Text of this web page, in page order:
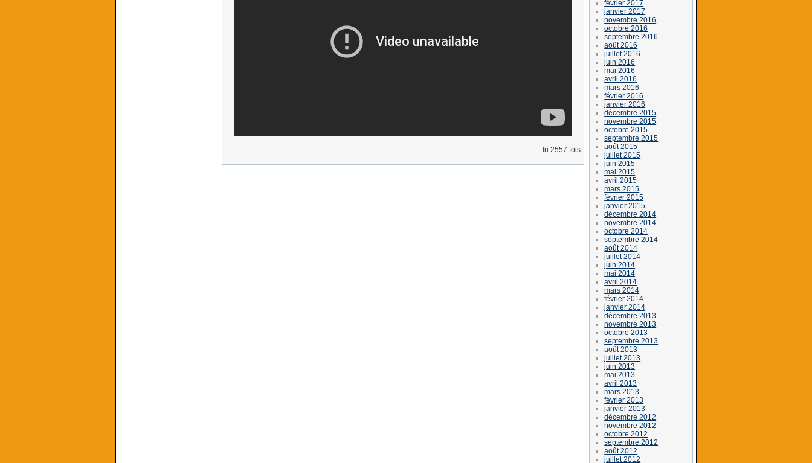
lu 2557 fois
février 2017
janvier 2017
novembre 2016
octobre 2016
septembre 2016
août 2016
juillet 2016
juin 2016
mai 2016
avril 2016
mars 2016
février 2016
janvier 2016
décembre 2015
novembre 2015
octobre 2015
septembre 2015
août 2015
juillet 2015
juin 2015
mai 2015
avril 2015
mars 2015
février 2015
janvier 2015
décembre 2014
novembre 2014
octobre 2014
septembre 2014
août 2014
juillet 2014
juin 2014
mai 2014
avril 2014
mars 2014
février 2014
janvier 2014
décembre 2013
novembre 2013
octobre 2013
septembre 2013
août 2013
juillet 2013
juin 2013
mai 2013
avril 2013
mars 2013
février 2013
janvier 2013
décembre 2012
novembre 2012
octobre 2012
septembre 2012
août 2012
juillet 2012